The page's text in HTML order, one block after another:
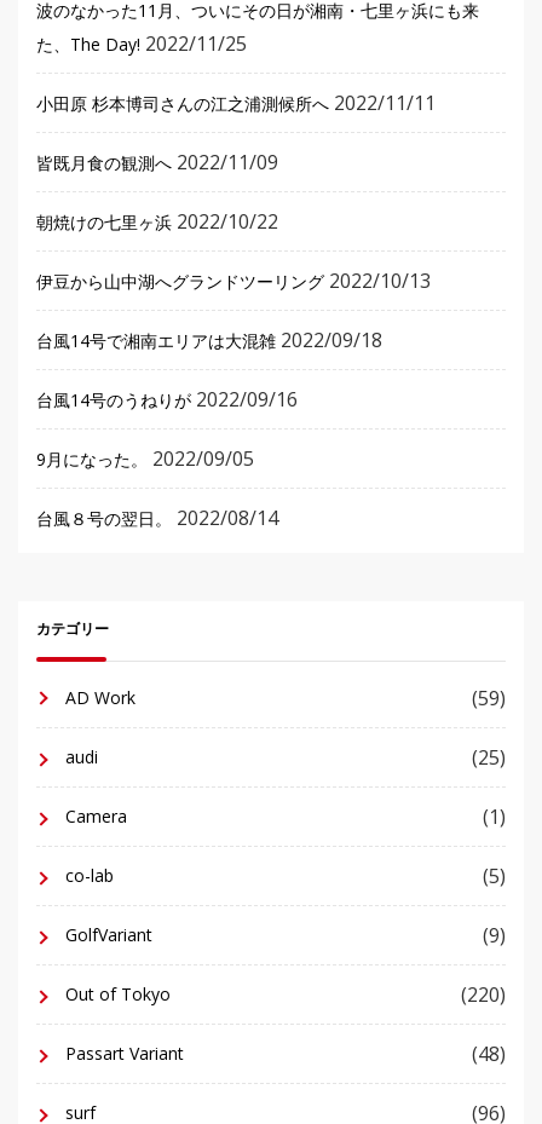
波のなかった11月、ついにその日が湘南・七里ヶ浜にも来
た、The Day! 2022/11/25
小田原 杉本博司さんの江之浦測候所へ 2022/11/11
皆既月食の観測へ 2022/11/09
朝焼けの七里ヶ浜 2022/10/22
伊豆から山中湖へグランドツーリング 2022/10/13
台風14号で湘南エリアは大混雑 2022/09/18
台風14号のうねりが 2022/09/16
9月になった。 2022/09/05
台風８号の翌日。 2022/08/14
カテゴリー
AD Work (59)
audi (25)
Camera (1)
co-lab (5)
GolfVariant (9)
Out of Tokyo (220)
Passart Variant (48)
surf (96)